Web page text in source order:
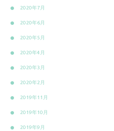
2020年7月
2020年6月
2020年5月
2020年4月
2020年3月
2020年2月
2019年11月
2019年10月
2019年9月